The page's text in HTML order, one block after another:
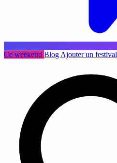
Ce weekend Blog Ajouter un festival